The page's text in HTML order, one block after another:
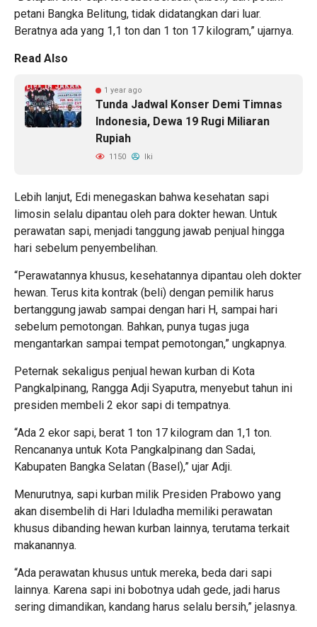
petani Bangka Belitung, tidak didatangkan dari luar.
Beratnya ada yang 1,1 ton dan 1 ton 17 kilogram,” ujarnya.
Read Also
1 year ago
Tunda Jadwal Konser Demi Timnas
Indonesia, Dewa 19 Rugi Miliaran
Rupiah
1150 Iki
Lebih lanjut, Edi menegaskan bahwa kesehatan sapi
limosin selalu dipantau oleh para dokter hewan. Untuk
perawatan sapi, menjadi tanggung jawab penjual hingga
hari sebelum penyembelihan.
“Perawatannya khusus, kesehatannya dipantau oleh dokter
hewan. Terus kita kontrak (beli) dengan pemilik harus
bertanggung jawab sampai dengan hari H, sampai hari
sebelum pemotongan. Bahkan, punya tugas juga
mengantarkan sampai tempat pemotongan,” ungkapnya.
Peternak sekaligus penjual hewan kurban di Kota
Pangkalpinang, Rangga Adji Syaputra, menyebut tahun ini
presiden membeli 2 ekor sapi di tempatnya.
“Ada 2 ekor sapi, berat 1 ton 17 kilogram dan 1,1 ton.
Rencananya untuk Kota Pangkalpinang dan Sadai,
Kabupaten Bangka Selatan (Basel),” ujar Adji.
Menurutnya, sapi kurban milik Presiden Prabowo yang
akan disembelih di Hari Iduladha memiliki perawatan
khusus dibanding hewan kurban lainnya, terutama terkait
makanannya.
“Ada perawatan khusus untuk mereka, beda dari sapi
lainnya. Karena sapi ini bobotnya udah gede, jadi harus
sering dimandikan, kandang harus selalu bersih,” jelasnya.